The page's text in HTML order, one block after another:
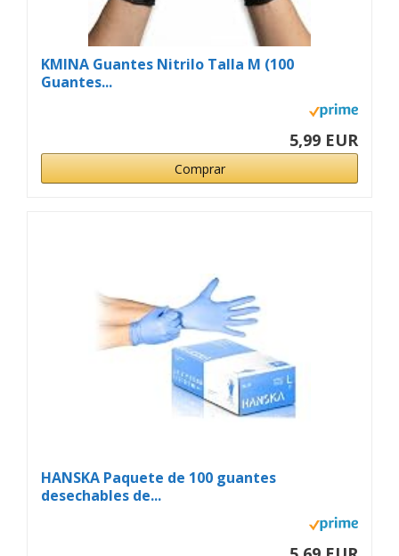
KMINA Guantes Nitrilo Talla M (100
Guantes...
5,99 EUR
Comprar
HANSKA Paquete de 100 guantes
desechables de...